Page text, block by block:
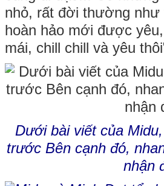
nhỏ, rất đời thường như
hoàn hảo mới được
mái, chill chill và yêu
Dưới bài viết của
trước Bên cạnh đó,
nhận